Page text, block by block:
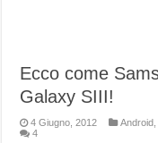
Ecco come
Galaxy SIII!
4 Giugno, 2012 Android
4